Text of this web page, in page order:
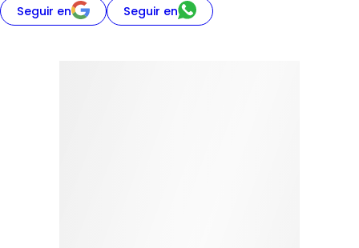
Seguir en Seguir en